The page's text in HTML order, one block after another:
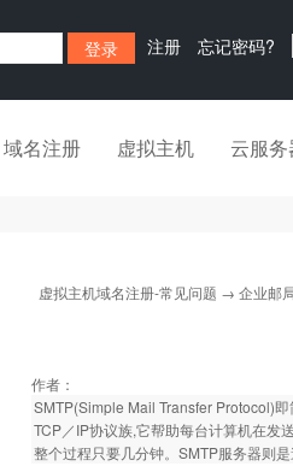
注册 忘记密码?
域名注册 虚拟主机 云服务
虚拟主机域名注册-常见问题 → 企业邮
作者：
SMTP(Simple Mail Transfer Protocol)
TCP／IP协议族,它帮助每台计算机在发
整个过程只要几分钟。SMTP服务器则